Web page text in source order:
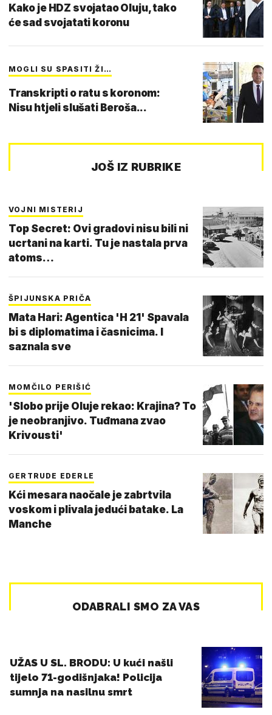
Kako je HDZ svojatao Oluju, tako
će sad svojatati koronu
MOGLI SU SPASITI ŽI…
Transkripti o ratu s koronom:
Nisu htjeli slušati Beroša...
JOŠ IZ RUBRIKE
VOJNI MISTERIJ
Top Secret: Ovi gradovi nisu bili ni
ucrtani na karti. Tu je nastala prva
atoms…
ŠPIJUNSKA PRIČA
Mata Hari: Agentica 'H 21' Spavala
bi s diplomatima i časnicima. I
saznala sve
MOMČILO PERIŠIĆ
'Slobo prije Oluje rekao: Krajina? To
je neobranjivo. Tuđmana zvao
Krivousti'
GERTRUDE EDERLE
Kći mesara naočale je zabrtvila
voskom i plivala jedući batake. La
Manche